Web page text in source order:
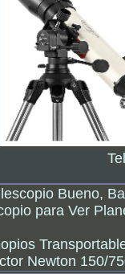
Bueno,
para Ver
Newton 150/